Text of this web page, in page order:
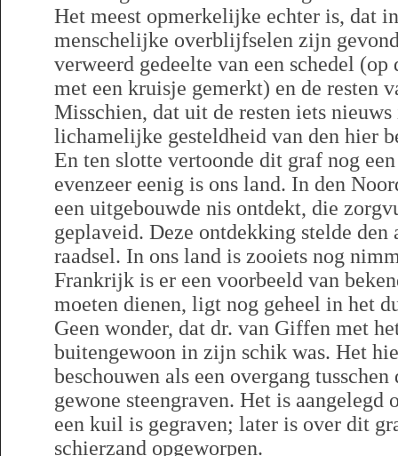
Het meest opmerkelijke echter is, dat
menschelijke overblijfselen zijn
verweerd gedeelte van een schedel (op
met een kruisje gemerkt) en de resten
Misschien, dat uit de resten iets
lichamelijke gesteldheid van den hier
En ten slotte vertoonde dit graf nog
evenzeer eenig is ons land. In den
een uitgebouwde nis ontdekt, die
geplaveid. Deze ontdekking stelde den
raadsel. In ons land is zooiets nog
Frankrijk is er een voorbeeld van
moeten dienen, ligt nog geheel in het
Geen wonder, dat dr. van Giffen met
buitengewoon in zijn schik was. Het
beschouwen als een overgang tusschen
gewone steengraven. Het is aangelegd
een kuil is gegraven; later is over dit
schierzand opgeworpen.